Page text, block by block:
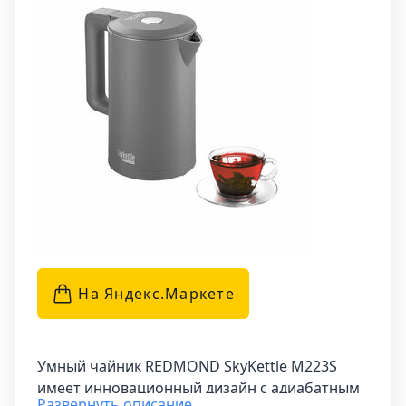
кипячение воды, настроить температуру
нагрева в диапазоне от 35 до 90 °C с
точностью до 1 °C, а также установить
автоматическое поддержание заданной
температуры.
На Яндекс.Маркетe
Умный чайник REDMOND SkyKettle M223S
имеет инновационный дизайн с адиабатным